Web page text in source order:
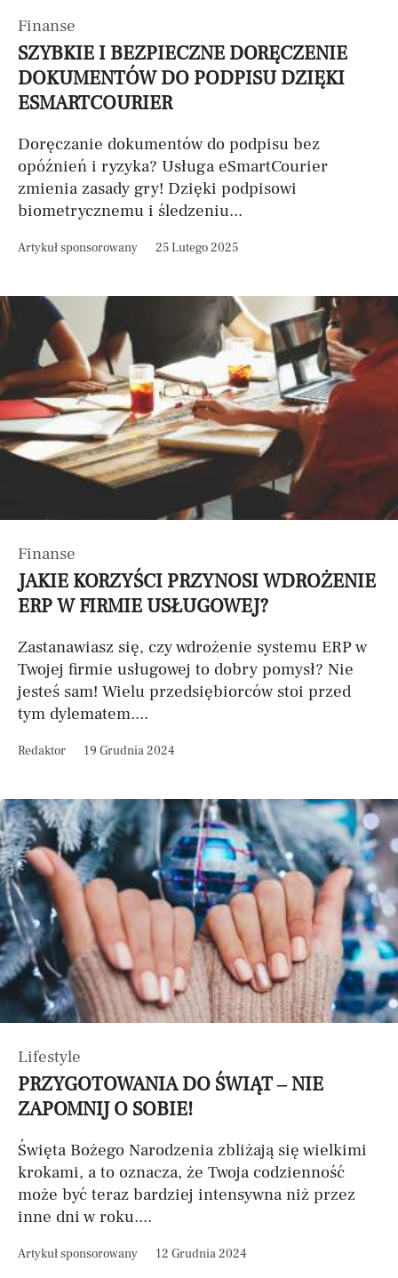
Finanse
SZYBKIE I BEZPIECZNE DORĘCZENIE
DOKUMENTÓW DO PODPISU DZIĘKI
ESMARTCOURIER
Doręczanie dokumentów do podpisu bez
opóźnień i ryzyka? Usługa eSmartCourier
zmienia zasady gry! Dzięki podpisowi
biometrycznemu i śledzeniu...
Artykuł sponsorowany 25 Lutego 2025
Finanse
JAKIE KORZYŚCI PRZYNOSI WDROŻENIE
ERP W FIRMIE USŁUGOWEJ?
Zastanawiasz się, czy wdrożenie systemu ERP w
Twojej firmie usługowej to dobry pomysł? Nie
jesteś sam! Wielu przedsiębiorców stoi przed
tym dylematem....
Redaktor 19 Grudnia 2024
Lifestyle
PRZYGOTOWANIA DO ŚWIĄT – NIE
ZAPOMNIJ O SOBIE!
Święta Bożego Narodzenia zbliżają się wielkimi
krokami, a to oznacza, że Twoja codzienność
może być teraz bardziej intensywna niż przez
inne dni w roku....
Artykuł sponsorowany 12 Grudnia 2024